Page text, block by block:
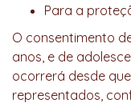
Para a
O consentimento
anos, e de
ocorrerá desde
representados,